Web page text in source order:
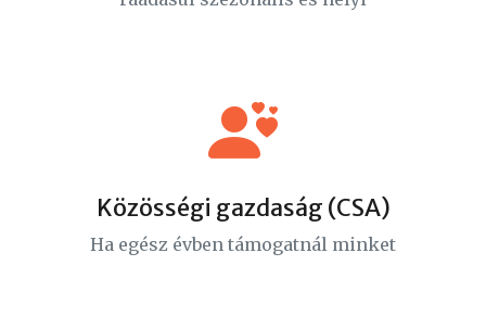
Közösségi gazdaság (CSA)
Ha egész évben támogatnál minket